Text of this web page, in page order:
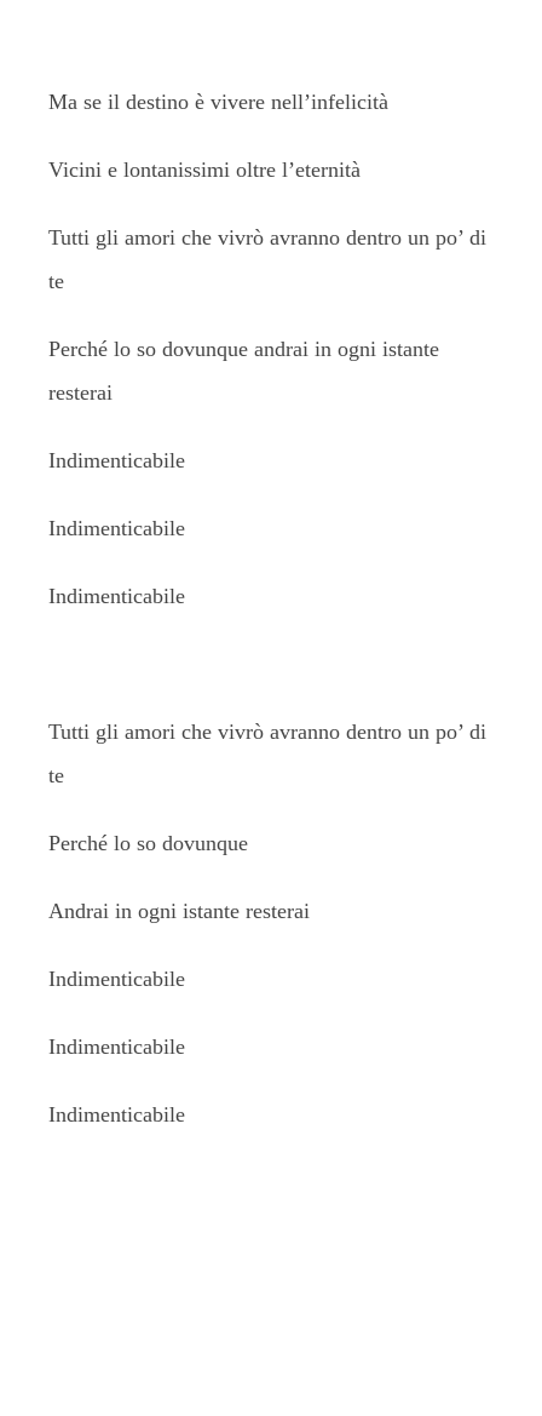
Ma se il destino è vivere nell’infelicità
Vicini e lontanissimi oltre l’eternità
Tutti gli amori che vivrò avranno dentro un po’ di
te
Perché lo so dovunque andrai in ogni istante
resterai
Indimenticabile
Indimenticabile
Indimenticabile
Tutti gli amori che vivrò avranno dentro un po’ di
te
Perché lo so dovunque
Andrai in ogni istante resterai
Indimenticabile
Indimenticabile
Indimenticabile